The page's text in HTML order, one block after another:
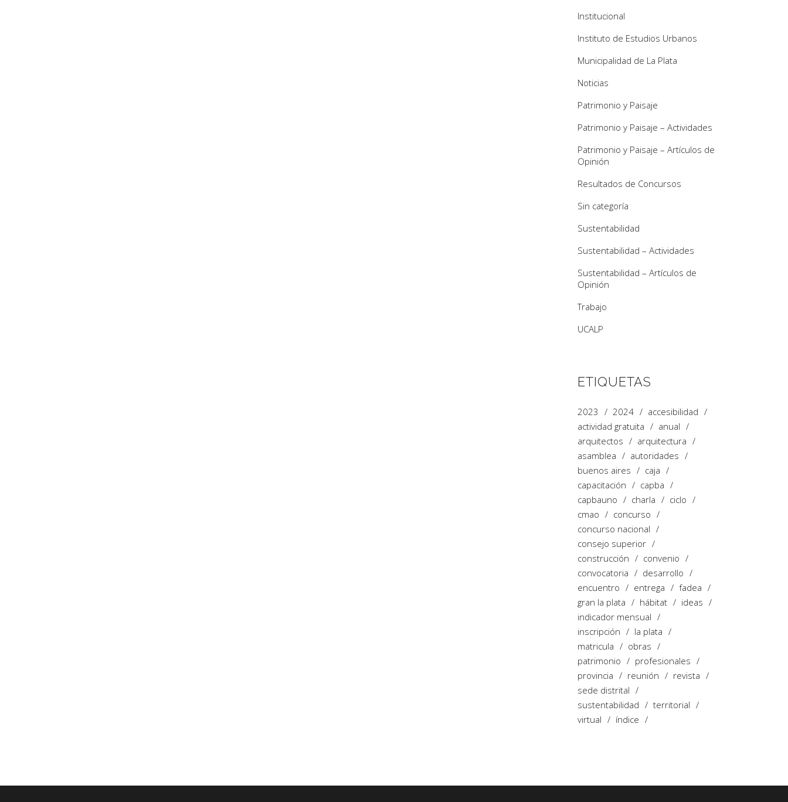
Institucional
Instituto de Estudios Urbanos
Municipalidad de La Plata
Noticias
Patrimonio y Paisaje
Patrimonio y Paisaje – Actividades
Patrimonio y Paisaje – Artículos de
Opinión
Resultados de Concursos
Sin categoría
Sustentabilidad
Sustentabilidad – Actividades
Sustentabilidad – Artículos de
Opinión
Trabajo
UCALP
ETIQUETAS
2023 2024
accesibilidad
actividad gratuita
anual
arquitectos
arquitectura
asamblea
autoridades
buenos aires
caja
capacitación
capba
capbauno
charla
ciclo
cmao
concurso
concurso nacional
consejo superior
construcción
convenio
convocatoria
desarrollo
encuentro
entrega
fadea
gran la plata
hábitat
ideas
indicador mensual
inscripción
la plata
matricula
obras
patrimonio
profesionales
provincia
reunión
revista
sede distrital
sustentabilidad
territorial
virtual
índice